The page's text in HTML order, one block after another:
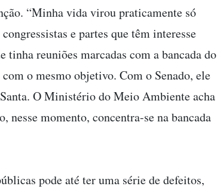
“Minha vida virou praticamente só
e partes que têm interesse
tinha reuniões marcadas com a bancada do
o mesmo objetivo. Com o Senado, ele
O Ministério do Meio Ambiente acha
nesse momento, concentra-se na bancada
pode até ter uma série de defeitos,